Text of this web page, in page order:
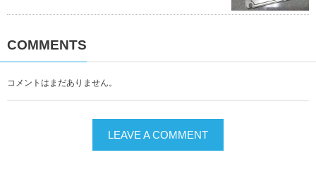
COMMENTS
コメントはまだありません。
LEAVE A COMMENT